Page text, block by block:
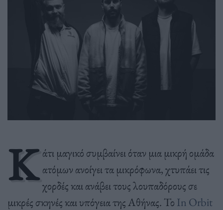
Κ άτι μαγικό συμβαίνει όταν μια μικρή ομάδα
ατόμων ανοίγει τα μικρόφωνα, χτυπάει τις
χορδές και ανάβει τους λουπαδόρους σε
μικρές σκηνές και υπόγεια της Αθήνας. Το In Orbit